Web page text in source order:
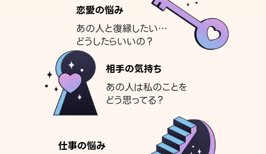
恋愛の悩み
あの人と復縁したい…
どうしたらいいの？
相手の気持ち
あの人は私のことを
どう思ってる？
仕事の悩み